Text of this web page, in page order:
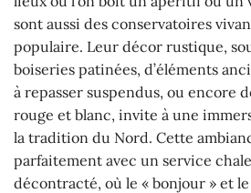
sont aussi des conservatoires
populaire. Leur décor rustique,
boiseries patinées, d’éléments
à repasser suspendus, ou encore
rouge et blanc, invite à une
la tradition du Nord. Cette
parfaitement avec un service
décontracté, où le « bonjour » et